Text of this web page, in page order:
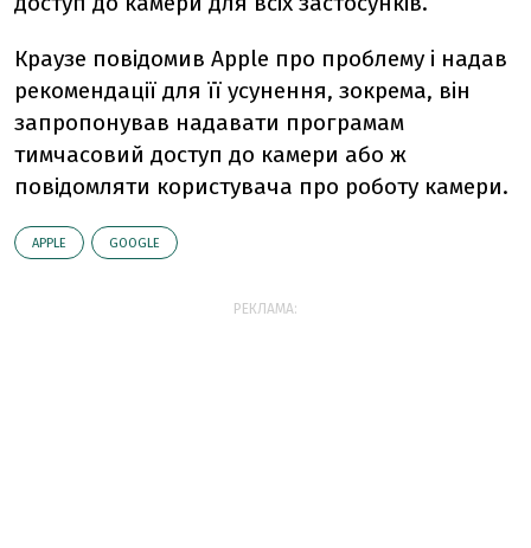
Краузе повідомив Apple про проблему і надав
рекомендації для її усунення, зокрема, він
запропонував надавати програмам
тимчасовий доступ до камери або ж
повідомляти користувача про роботу камери.
АPPLE GOOGLE
РЕКЛАМА: